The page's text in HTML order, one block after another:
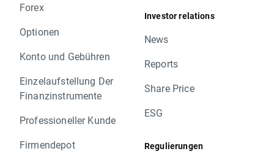
Forex
Optionen
Konto und Gebühren
Einzelaufstellung Der
Finanzinstrumente
Professioneller Kunde
Firmendepot
Investor relations
News
Reports
Share Price
ESG
Regulierungen